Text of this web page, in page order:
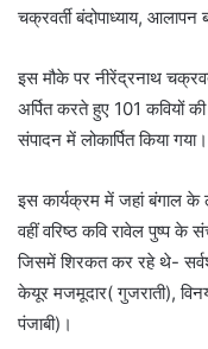
चक्रवर्ती बंदोपाध्याय,
इस मौके पर नीरेंद्रनाथ
अर्पित करते हुए 101 कवियों
संपादन में लोकार्पित किया गया।
इस कार्यक्रम में जहां बंगाल के
वहीं वरिष्ठ कवि रावेल पुष्प
जिसमें शिरकत कर रहे थे-
केयूर मजमूदार( गुजराती),
पंजाबी)।